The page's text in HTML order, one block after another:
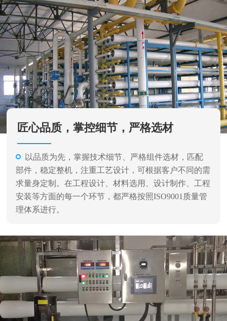
匠心品质，掌控细节，严格选材
以品质为先，掌握技术细节、严格组件选材，匹配
部件，稳定整机，注重工艺设计，可根据客户不同的需
求量身定制。在工程设计、材料选用、设计制作、工程
安装等方面的每一个环节，都严格按照ISO9001质量管
理体系进行。
按需求定制，符合企业用水标准
主营产品涵盖反渗透系列、纳滤系列、超滤系列、
离子交换系列、EDI电去离子系列等多种世界先进的水
处理技术。经验丰富的技术工程师团队，可为不同的领